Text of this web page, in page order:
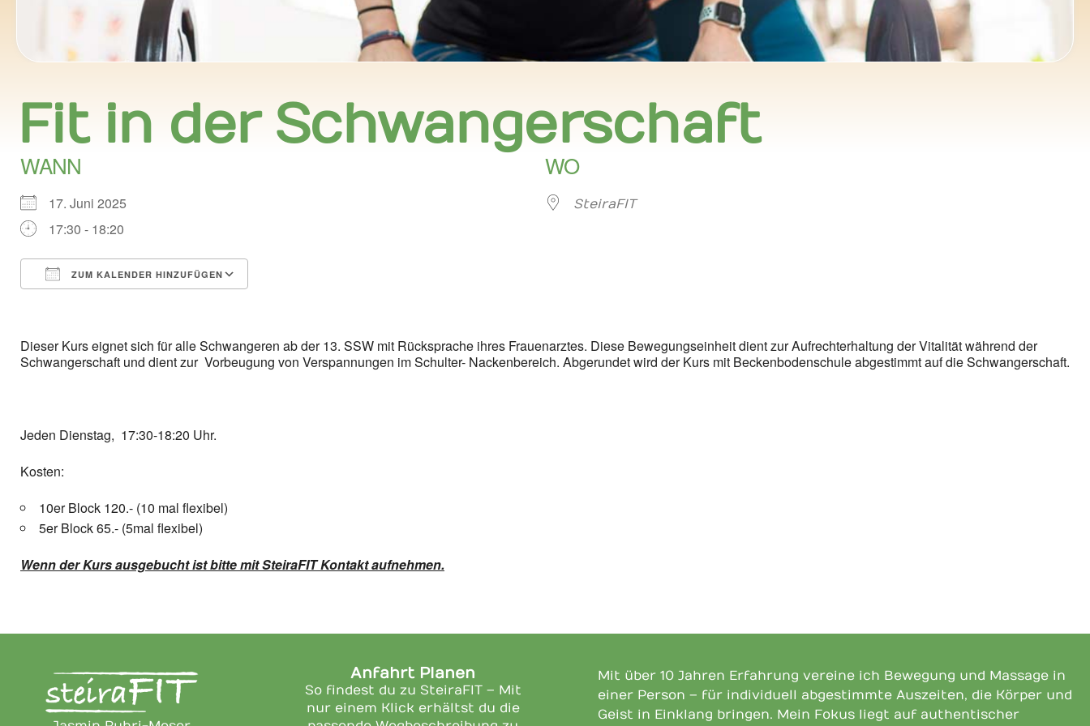
Fit in der Schwangerschaft
WANN
17. Juni 2025
17:30 - 18:20
ZUM KALENDER HINZUFÜGEN
WO
SteiraFIT
Dieser Kurs eignet sich für alle Schwangeren ab der 13. SSW mit Rücksprache ihres Frauenarztes. Diese Bewegungseinheit dient zur Aufrechterhaltung der Vitalität während der
Schwangerschaft und dient zur Vorbeugung von Verspannungen im Schulter- Nackenbereich. Abgerundet wird der Kurs mit Beckenbodenschule abgestimmt auf die Schwangerschaft.
Jeden Dienstag, 17:30-18:20 Uhr.
Kosten:
10er Block 120.- (10 mal flexibel)
5er Block 65.- (5mal flexibel)
Wenn der Kurs ausgebucht ist bitte mit SteiraFIT Kontakt aufnehmen.
Anfahrt Planen
So findest du zu SteiraFIT – Mit
nur einem Klick erhältst du die
Mit über 10 Jahren Erfahrung vereine ich Bewegung und Massage in
einer Person – für individuell abgestimmte Auszeiten, die Körper und
Geist in Einklang bringen. Mein Fokus liegt auf authentischer